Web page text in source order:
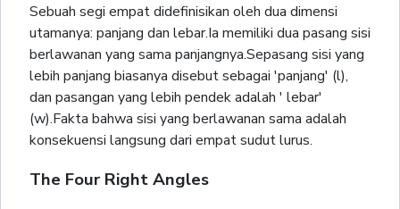
Sebuah segi empat didefinisikan oleh dua dimensi
utamanya: panjang dan lebar.Ia memiliki dua pasang sisi
berlawanan yang sama panjangnya.Sepasang sisi yang
lebih panjang biasanya disebut sebagai 'panjang' (l),
dan pasangan yang lebih pendek adalah ' lebar'
(w).Fakta bahwa sisi yang berlawanan sama adalah
konsekuensi langsung dari empat sudut lurus.
The Four Right Angles